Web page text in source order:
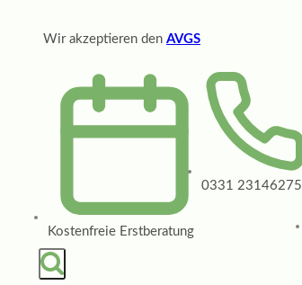
Wir akzeptieren den AVGS
Kostenfreie Erstberatung
0331 23146275